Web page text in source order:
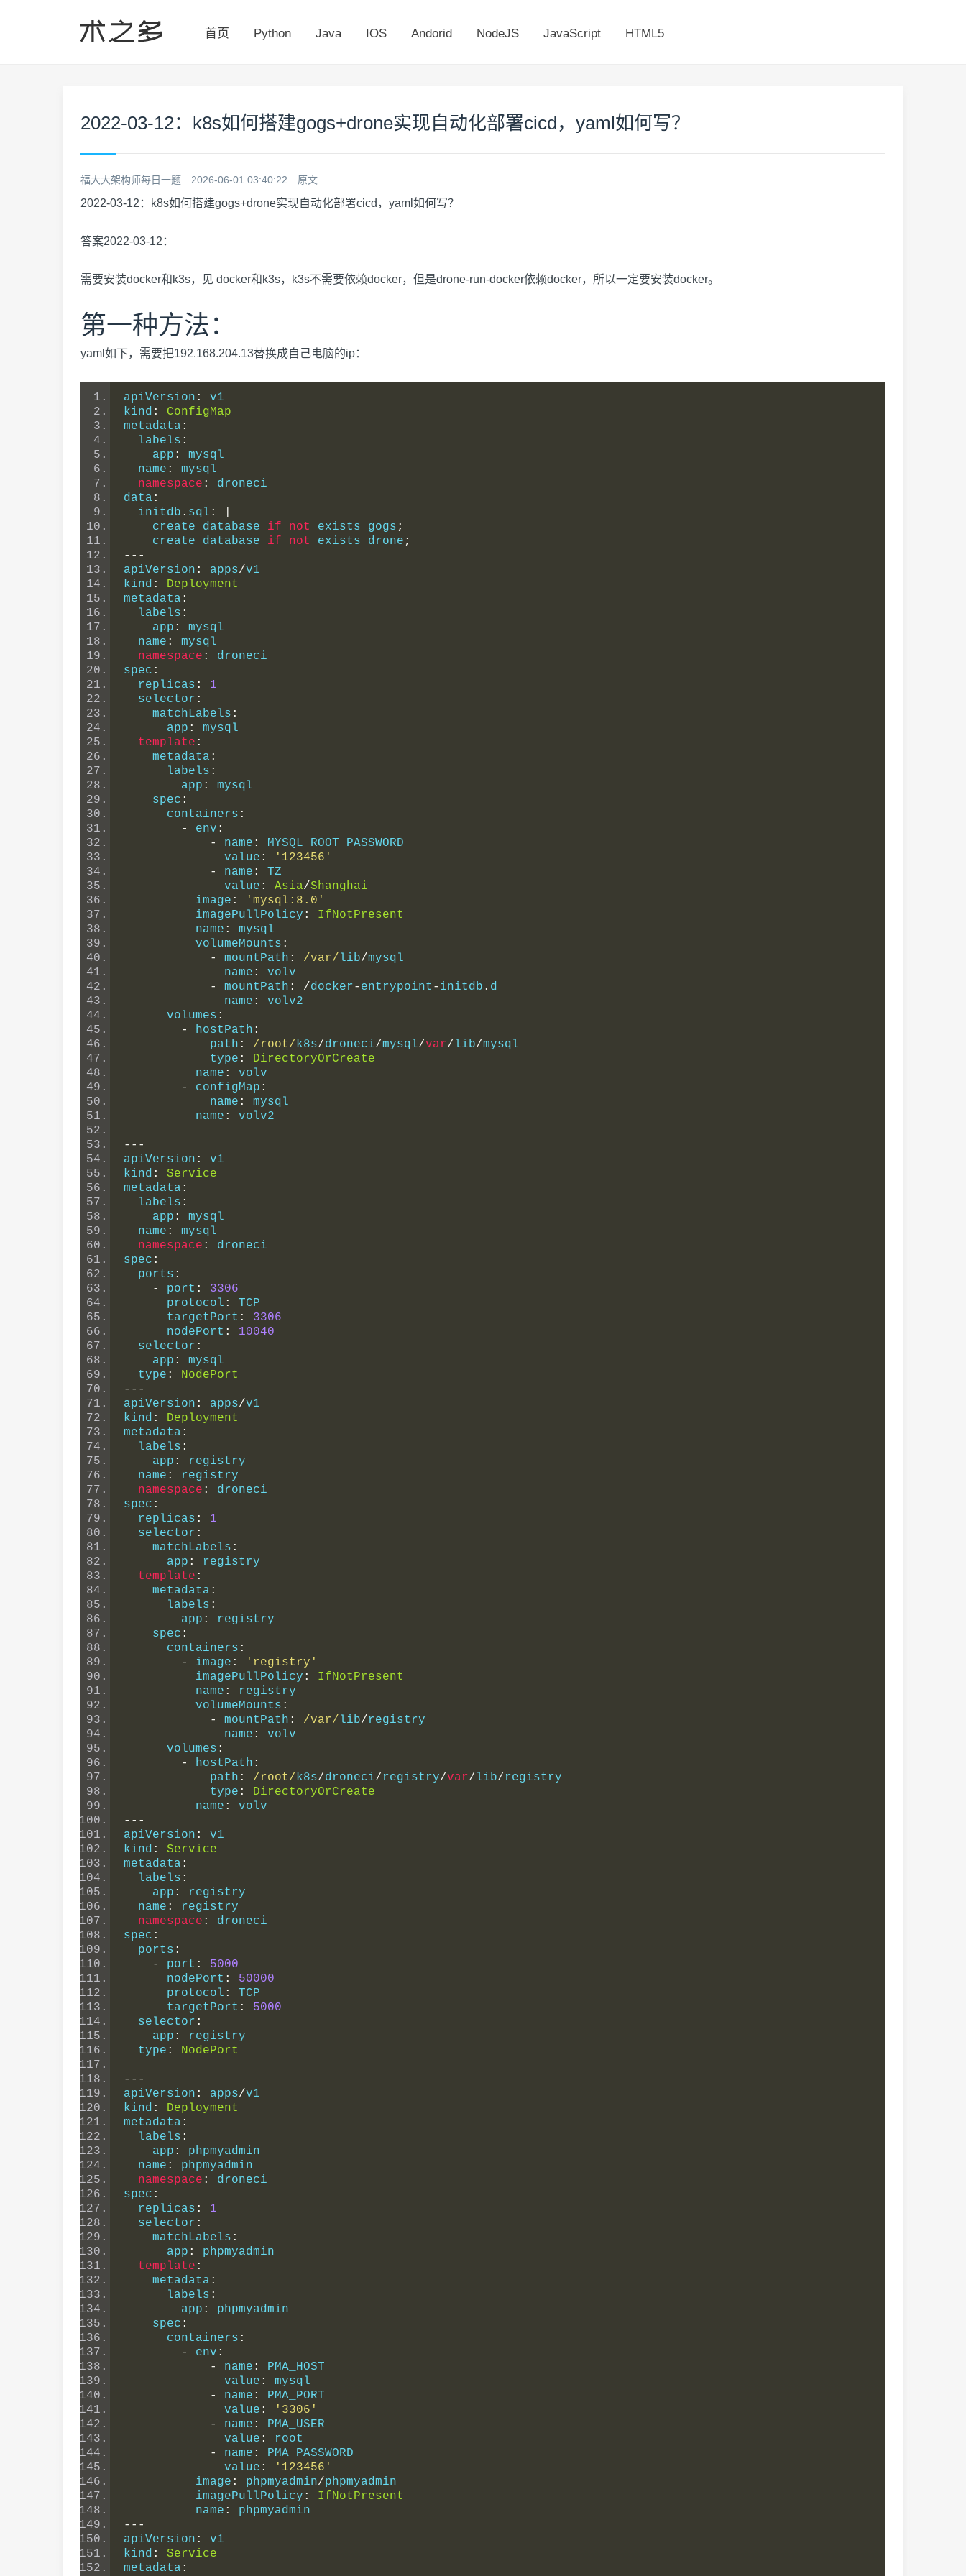
首页 Python Java IOS Andorid NodeJS JavaScript HTML5
2022-03-12：k8s如何搭建gogs+drone实现自动化部署cicd，yaml如何写？
福大大架构师每日一题 2026-06-01 03:40:22 原文
2022-03-12：k8s如何搭建gogs+drone实现自动化部署cicd，yaml如何写？
答案2022-03-12：
需要安装docker和k3s，见 docker和k3s，k3s不需要依赖docker，但是drone-run-docker依赖docker，所以一定要安装docker。
第一种方法：
yaml如下，需要把192.168.204.13替换成自己电脑的ip：
apiVersion :
v1
kind :
ConfigMap
metadata :
  labels
:
    app
:
mysql
  name
:
mysql
namespace :
droneci
data :
  initdb
. sql :
    create database
if not exists gogs ;
    create database
if not exists drone ;
---
apiVersion : apps/v1
kind :
Deployment
metadata :
  labels
:
    app
:
mysql
  name
:
mysql
namespace :
droneci
spec :
  replicas
:
1
  selector
:
    matchLabels
:
      app
:
mysql
template :
    metadata
:
      labels
:
        app
:
mysql
    spec
:
      containers
:
-
env :
-
name :
MYSQL_ROOT_PASSWORD
              value
:
'123456'
-
name :
TZ
              value
: Asia/Shanghai
          image
:
'mysql:8.0'
          imagePullPolicy
:
IfNotPresent
          name
:
mysql
          volumeMounts
:
-
mountPath : /var/ lib/mysql
              name
:
volv
-
mountPath : /docker- entrypoint - initdb . d
              name
:
volv2
      volumes
:
-
hostPath :
            path
: /root/k8s/droneci/mysql/var/ lib/mysql
            type
:
DirectoryOrCreate
          name
:
volv
-
configMap :
            name
:
mysql
          name
: volv2
---
apiVersion :
v1
kind :
Service
metadata :
  labels
:
    app
:
mysql
  name
:
mysql
namespace :
droneci
spec :
  ports
:
-
port :
3306
      protocol
:
TCP
      targetPort
:
3306
      nodePort
:
10040
  selector
:
    app
:
mysql
  type
:
NodePort
---
apiVersion : apps/v1
kind :
Deployment
metadata :
  labels
:
    app
:
registry
  name
:
registry
namespace :
droneci
spec :
  replicas
:
1
  selector
:
    matchLabels
:
      app
:
registry
template :
    metadata
:
      labels
:
        app
:
registry
    spec
:
      containers
:
-
image :
'registry'
          imagePullPolicy
:
IfNotPresent
          name
:
registry
          volumeMounts
:
-
mountPath : /var/ lib/ registry
              name
:
volv
      volumes
:
-
hostPath :
            path
: /root/k8s/droneci/ registry/var/ lib/ registry
            type
:
DirectoryOrCreate
          name
:
volv
---
apiVersion :
v1
kind :
Service
metadata :
  labels
:
    app
:
registry
  name
:
registry
namespace :
droneci
spec :
  ports
:
-
port :
5000
      nodePort
:
50000
      protocol
:
TCP
      targetPort
:
5000
  selector
:
    app
:
registry
  type
: NodePort
---
apiVersion : apps/v1
kind :
Deployment
metadata :
  labels
:
    app
:
phpmyadmin
  name
:
phpmyadmin
namespace :
droneci
spec :
  replicas
:
1
  selector
:
    matchLabels
:
      app
:
phpmyadmin
template :
    metadata
:
      labels
:
        app
:
phpmyadmin
    spec
:
      containers
:
-
env :
-
name :
PMA_HOST
              value
:
mysql
-
name :
PMA_PORT
              value
:
'3306'
-
name :
PMA_USER
              value
:
root
-
name :
PMA_PASSWORD
              value
:
'123456'
          image
: phpmyadmin/phpmyadmin
          imagePullPolicy
:
IfNotPresent
          name
:
phpmyadmin
---
apiVersion :
v1
kind :
Service
metadata :